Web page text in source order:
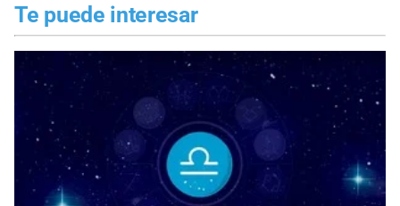
Te puede interesar